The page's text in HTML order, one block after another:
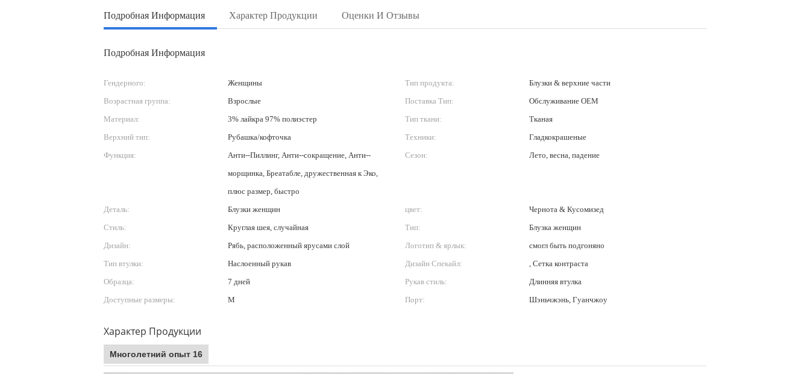
Подробная Информация Характер Продукции Оценки И Отзывы
Подробная Информация
Гендерного: Женщины Тип продукта:
Блузки & верхние части
Возрастная группа:
Взрослые Поставка Тип:
Обслуживание OEM
Материал:
3% лайкра 97% полиэстер Тип ткани:
Тканая
Верхний тип:
Рубашка/кофточка Техники:
Гладкокрашеные
Функция:
Анти--Пиллинг, Анти--сокращение, Анти--
морщинка, Бреатабле, дружественная к Эко,
плюс размер, быстро
Сезон: Лето, весна, падение
Деталь: Блузки женщин цвет:
Чернота & Кусомизед
Стиль:
Круглая шея, случайная Тип:
Блузка женщин
Дизайн:
Рябь, расположенный ярусами слой Логотип & ярлык:
смогл быть подгоняно
Тип втулки:
Наслоенный рукав Дизайн Спекайл:
, Сетка контраста
Образца:
7 дней Рукав стиль:
Длинняя втулка
Доступные размеры:
M Порт: Шэньчжэнь, Гуанчжоу
Характер Продукции
Многолетний опыт 16